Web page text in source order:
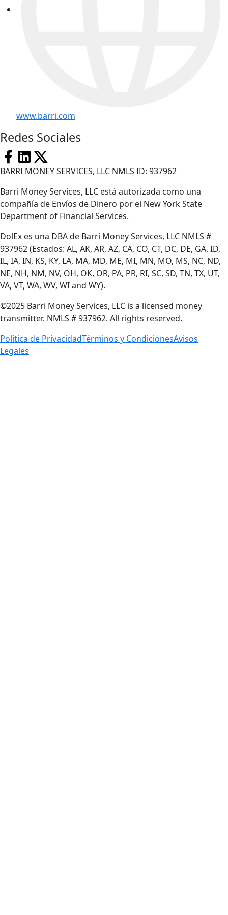
www.barri.com
Redes Sociales
BARRI MONEY SERVICES, LLC NMLS ID: 937962
Barri Money Services, LLC está autorizada como una
compañía de Envíos de Dinero por el New York State
Department of Financial Services.
DolEx es una DBA de Barri Money Services, LLC NMLS #
937962 (Estados: AL, AK, AR, AZ, CA, CO, CT, DC, DE, GA, ID,
IL, IA, IN, KS, KY, LA, MA, MD, ME, MI, MN, MO, MS, NC, ND,
NE, NH, NM, NV, OH, OK, OR, PA, PR, RI, SC, SD, TN, TX, UT,
VA, VT, WA, WV, WI and WY).
©2025 Barri Money Services, LLC is a licensed money
transmitter. NMLS # 937962. All rights reserved.
Política de PrivacidadTérminos y CondicionesAvisos
Legales